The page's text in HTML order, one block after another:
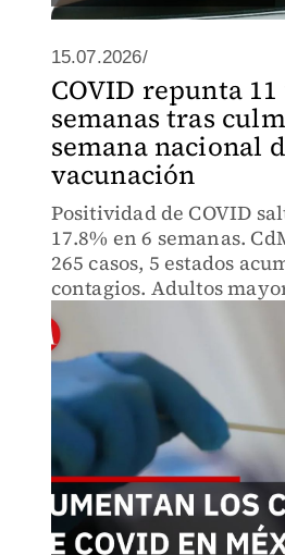
15.07.2026/
COVID repunta 11
semanas tras
semana nacional
vacunación
Positividad de COVID
17.8% en 6 semanas.
265 casos, 5 estados
contagios. Adultos
a 4 años más afectados.
propagación alarma a
sanitarias.